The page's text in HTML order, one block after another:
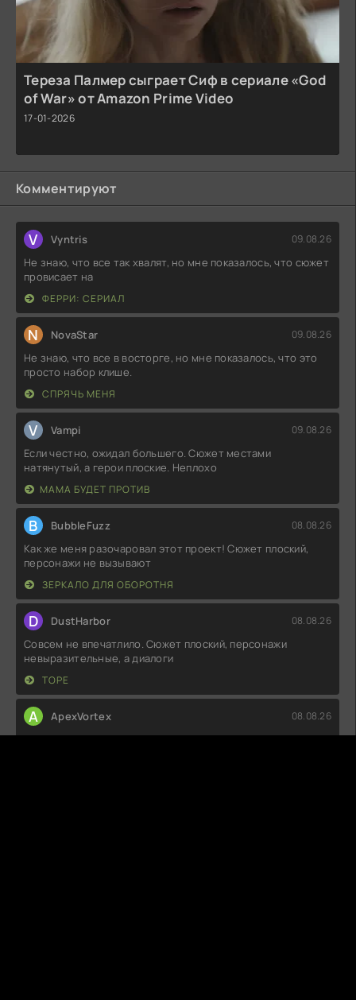
Тереза Палмер сыграет Сиф в сериале «God
of War» от Amazon Prime Video
17-01-2026
Комментируют
V Vyntris 09.08.26
Не знаю, что все так хвалят, но мне показалось, что сюжет
провисает на
ФЕРРИ: СЕРИАЛ
N NovaStar 09.08.26
Не знаю, что все в восторге, но мне показалось, что это
просто набор клише.
СПРЯЧЬ МЕНЯ
V Vampi 09.08.26
Если честно, ожидал большего. Сюжет местами
натянутый, а герои плоские. Неплохо
МАМА БУДЕТ ПРОТИВ
B BubbleFuzz 08.08.26
Как же меня разочаровал этот проект! Сюжет плоский,
персонажи не вызывают
ЗЕРКАЛО ДЛЯ ОБОРОТНЯ
D DustHarbor 08.08.26
Совсем не впечатлило. Сюжет плоский, персонажи
невыразительные, а диалоги
ТОРЕ
A ApexVortex 08.08.26
Думал, будет что-то легкое и развлекательное, но попал